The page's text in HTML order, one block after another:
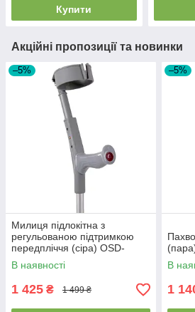
Купити
Акційні пропозиції та новинки
–5%
Милиця підлокітна з
регульованою підтримкою
передпліччя (сіра) OSD-
BL580208
В наявності
1 425 ₴ 1 499 ₴
–5%
В
1